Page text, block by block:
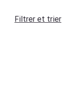
Filtrer et trier